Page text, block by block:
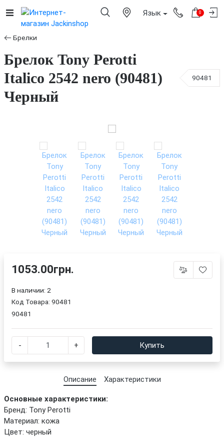
Язык 0
Брелки
Брелок Tony Perotti
Italico 2542 nero (90481)
Черный
90481
Описание Характеристики
Основные характеристики:
Бренд: Tony Perotti
Материал: кожа
Цвет: черный
1053.00грн.
В наличии: 2
Код Товара: 90481
90481
- + Купить